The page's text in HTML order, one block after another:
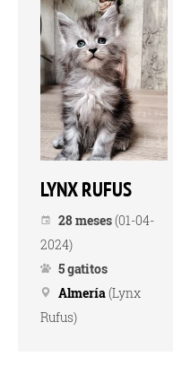
LYNX RUFUS
28 meses(01-04-
2024)
5 gatitos
Almería(Lynx
Rufus)